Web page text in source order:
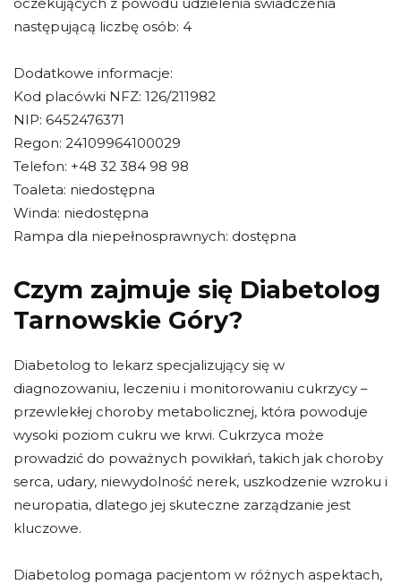
następującą liczbę osób: 4
Dodatkowe informacje:
Kod placówki NFZ: 126/211982
NIP: 6452476371
Regon: 24109964100029
Telefon: +48 32 384 98 98
Toaleta: niedostępna
Winda: niedostępna
Rampa dla niepełnosprawnych: dostępna
Czym zajmuje się Diabetolog
Tarnowskie Góry?
Diabetolog to lekarz specjalizujący się w
diagnozowaniu, leczeniu i monitorowaniu cukrzycy –
przewlekłej choroby metabolicznej, która powoduje
wysoki poziom cukru we krwi. Cukrzyca może
prowadzić do poważnych powikłań, takich jak choroby
serca, udary, niewydolność nerek, uszkodzenie wzroku i
neuropatia, dlatego jej skuteczne zarządzanie jest
kluczowe.
Diabetolog pomaga pacjentom w różnych aspektach,